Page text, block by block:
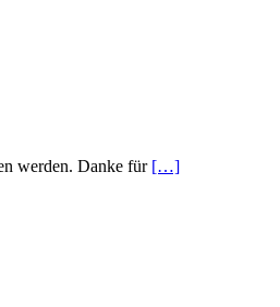
werden. Danke für […]